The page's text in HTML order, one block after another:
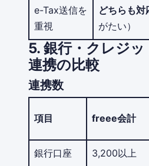
e-Tax送信を
重視
どちらも対
がたい）
5. 銀行・クレジッ
連携の比較
連携数
項目 freee会計
銀行口座 3,200以上